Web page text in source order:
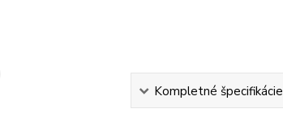
Kompletné špecifikácie